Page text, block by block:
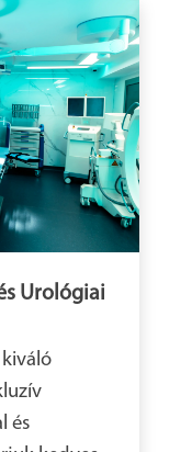
Urológiai
és